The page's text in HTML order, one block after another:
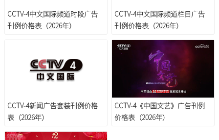
CCTV-4中文国际频道时段广告
刊例价格表（2026年）
CCTV-4中文国际频道栏目广告
刊例价格表（2026年）
CCTV-4新闻广告套装刊例价格
表（2026年）
CCTV-4《中国文艺》广告刊例
价格表（2026年）